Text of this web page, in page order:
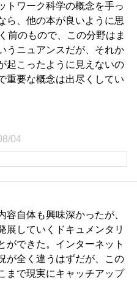
トワーク科学の概念を手っ
ら、他の本が良いように思
前のもので、この分野はま
うニュアンスだが、それか
起こったように見えないの
重要な概念は出尽くしてい
04
容自体も興味深かったが、
展していくドキュメンタリ
ができた。インターネット
が全く違うはずだが、この
まで現実にキャッチアップ